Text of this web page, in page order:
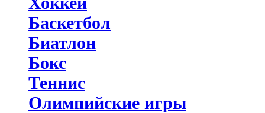
Баскетбол
Биатлон
Бокс
Теннис
Олимпийские игры